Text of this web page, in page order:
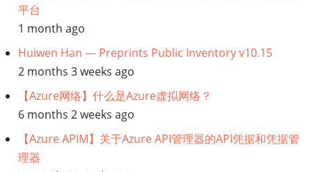
平台
1 month ago
Huiwen Han — Preprints Public Inventory v10.15
2 months 3 weeks ago
【Azure网络】什么是Azure虚拟网络？
6 months 2 weeks ago
【Azure APIM】关于Azure API管理器的API凭据和凭据管
理器